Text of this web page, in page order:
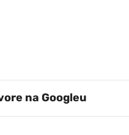
na Googleu